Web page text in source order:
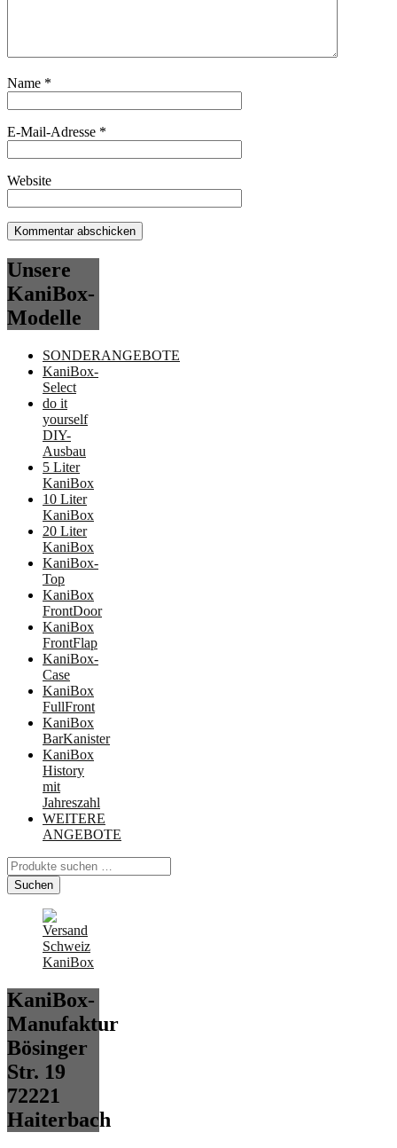
Name *
E-Mail-Adresse *
Website
Unsere
KaniBox-
Modelle
SONDERANGEBOTE
KaniBox-
Select
do it
yourself
DIY-
Ausbau
5 Liter
KaniBox
10 Liter
KaniBox
20 Liter
KaniBox
KaniBox-
Top
KaniBox
FrontDoor
KaniBox
FrontFlap
KaniBox-
Case
KaniBox
FullFront
KaniBox
BarKanister
KaniBox
History
mit
Jahreszahl
WEITERE
ANGEBOTE
Suchen
nach:
Suchen
KaniBox-
Manufaktur
Bösinger
Str. 19
72221
Haiterbach